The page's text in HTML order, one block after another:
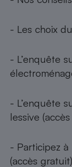
- Les choix
- L’enquête
- L’enquête
lessive
- Participez à
(accès gratuit)